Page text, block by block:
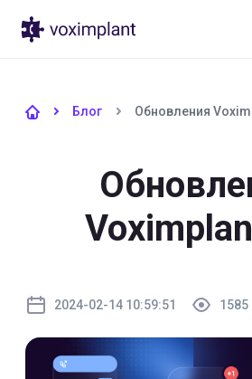
Блог Обновления
2024-02-14 10:59:51 1585